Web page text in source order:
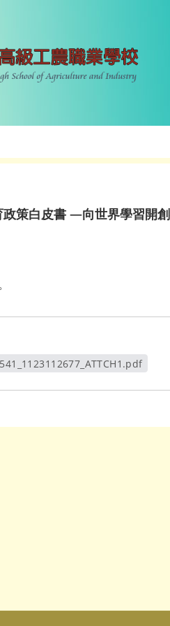
政策白皮書 —向世界學習開